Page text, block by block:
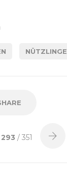
NÜTZLINGE
293 / 351